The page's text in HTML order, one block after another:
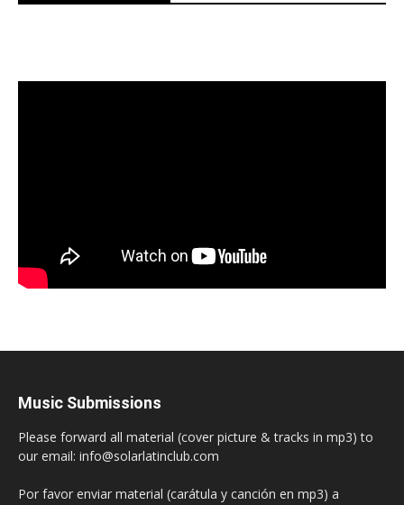
Music Submissions
Please forward all material (cover picture & tracks in mp3) to
our email: info@solarlatinclub.com
Por favor enviar material (carátula y canción en mp3) a